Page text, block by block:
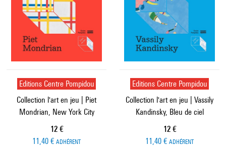
Editions Centre Pompidou
Collection l'art en jeu | Piet
Mondrian, New York City
Prix ​​actuel
12 €
11,40 € ADHÉRENT
Editions Centre Pompidou
Collection l'art en jeu | Vassily
Kandinsky, Bleu de ciel
Prix ​​actuel
12 €
11,40 € ADHÉRENT